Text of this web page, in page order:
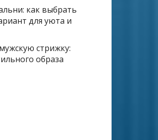
как выбрать
для уюта и
стрижку:
образа